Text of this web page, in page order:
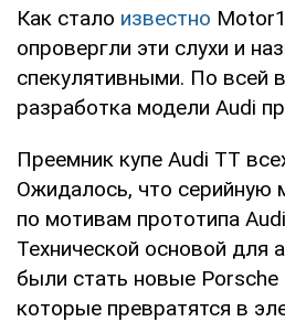
Как стало известно
опровергли эти слухи и
спекулятивными. По всей
разработка модели Audi
Преемник купе Audi TT
Ожидалось, что серийную
по мотивам прототипа
Технической основой
были стать новые Porsche
которые превратятся в